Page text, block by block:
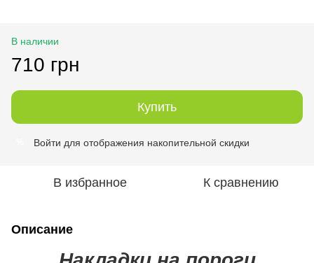
В наличии
710 грн
Купить
Войти для отображения накопительной скидки
В избранное К сравнению
Описание